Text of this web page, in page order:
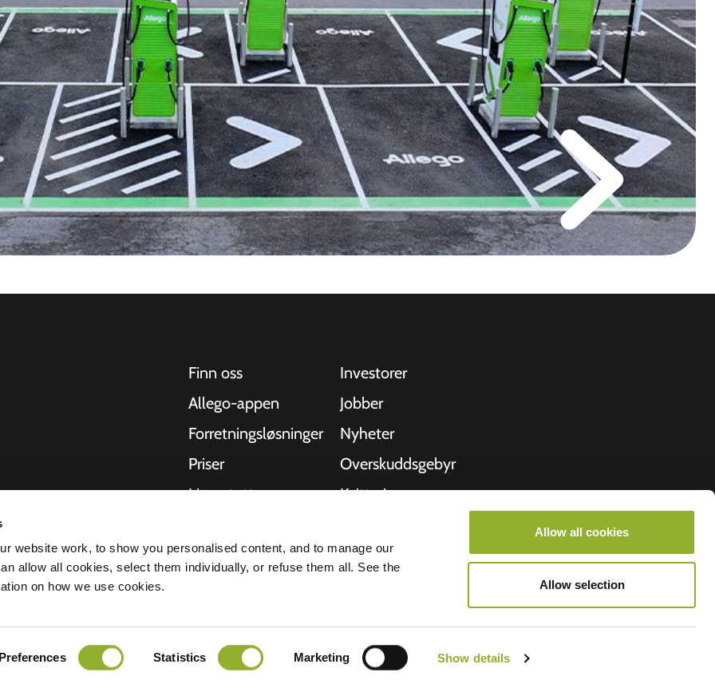
website work, to show you personalised content, and to manage our
allow all cookies, select them individually, or refuse them all. See the
on how we use cookies.
Preferences Statistics Marketing Show details
Allow all cookies
Allow selection
busser og
å levere den
til
Finn oss
Allego-appen
Forretningsløsninger
Priser
Live-støtte
-leverandører
Investorer
Jobber
Nyheter
Overskuddsgebyr
Kvittering
Stroometiket
Alle rettigheter forbeholdt © 2026 - Allego BV
Ansvarsfraskrivelse